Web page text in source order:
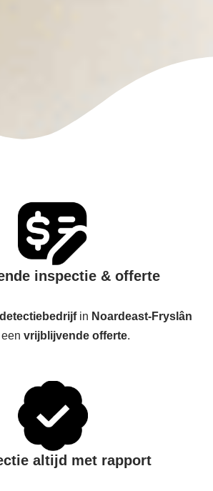
inspectie & offerte
in Noardeast-Fryslân
vrijblijvende offerte.
altijd met rapport